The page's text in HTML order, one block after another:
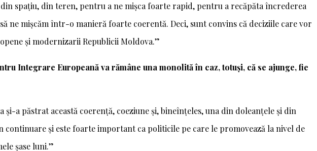
spațiu, din teren, pentru a ne mișca foarte rapid, pentru a recăpăta încrederea
mișcăm într-o manieră foarte coerentă. Deci, sunt convins că deciziile care vor
și modernizarii Republicii Moldova.”
Integrare Europeană va rămâne una monolită în caz, totuși, că se ajunge, fie
a păstrat această coerență, coeziune și, bineînțeles, una din doleanțele și din
și este foarte important ca politicile pe care le promovează la nivel de
șase luni.”